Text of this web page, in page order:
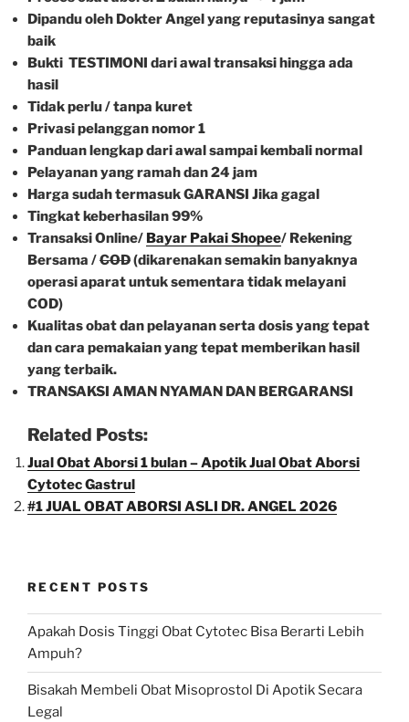
Dipandu oleh Dokter Angel yang reputasinya sangat
baik
Bukti TESTIMONI dari awal transaksi hingga ada
hasil
Tidak perlu / tanpa kuret
Privasi pelanggan nomor 1
Panduan lengkap dari awal sampai kembali normal
Pelayanan yang ramah dan 24 jam
Harga sudah termasuk GARANSI Jika gagal
Tingkat keberhasilan 99%
Transaksi Online/ Bayar Pakai Shopee/ Rekening
Bersama /COD(dikarenakan semakin banyaknya
operasi aparat untuk sementara tidak melayani
COD)
Kualitas obat dan pelayanan serta dosis yang tepat
dan cara pemakaian yang tepat memberikan hasil
yang terbaik.
TRANSAKSI AMAN NYAMAN DAN BERGARANSI
Related Posts:
Jual Obat Aborsi 1 bulan – Apotik Jual Obat Aborsi
Cytotec Gastrul
#1 JUAL OBAT ABORSI ASLI DR. ANGEL 2026
RECENT POSTS
Apakah Dosis Tinggi Obat Cytotec Bisa Berarti Lebih
Ampuh?
Bisakah Membeli Obat Misoprostol Di Apotik Secara
Legal